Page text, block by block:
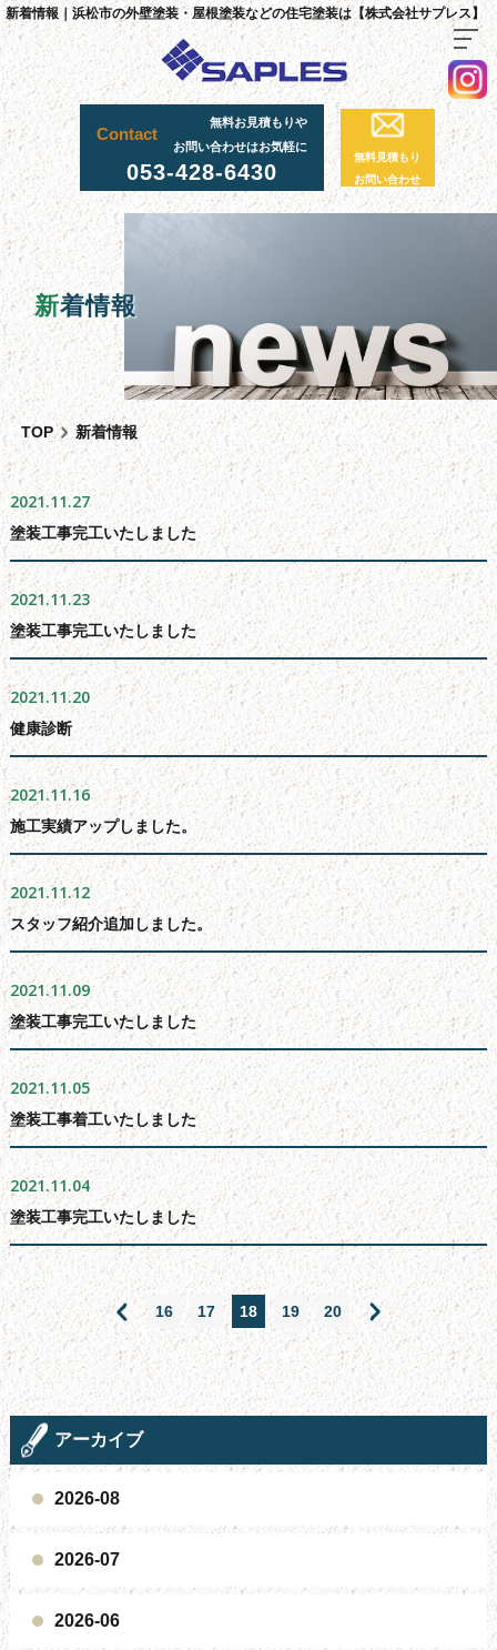
新着情報｜浜松市の外壁塗装・屋根塗装などの住宅塗装は【株式会社サプレス】
Contact
無料お見積もりや
お問い合わせはお気軽に
053-428-6430
無料見積もり
お問い合わせ
新着情報
TOP 新着情報
TOP
料金・施工までの流れ
サプレスが選ばれる理由
外壁・屋根塗装工事
足場工事について
採用情報
足場実績
資材置場について
先輩社員の声
スタッフ紹介
よくある質問
会社概要
無料お見積もり
お問い合わせフォーム
サイトマップ
シーリング工事について
新着情報
ブログ
2021.11.27
塗装工事完工いたしました
2021.11.23
塗装工事完工いたしました
2021.11.20
健康診断
2021.11.16
施工実績アップしました。
2021.11.12
スタッフ紹介追加しました。
2021.11.09
塗装工事完工いたしました
2021.11.05
塗装工事着工いたしました
2021.11.04
塗装工事完工いたしました
16 17 18 19 20
アーカイブ
2026-08
2026-07
2026-06